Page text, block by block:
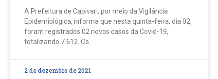
A Prefeitura de Capivari, por meio da Vigilância
Epidemiológica, informa que nesta quinta-feira, dia 02,
foram registrados 02 novos casos da Covid-19,
totalizando 7.612. Os
2 de dezembro de 2021